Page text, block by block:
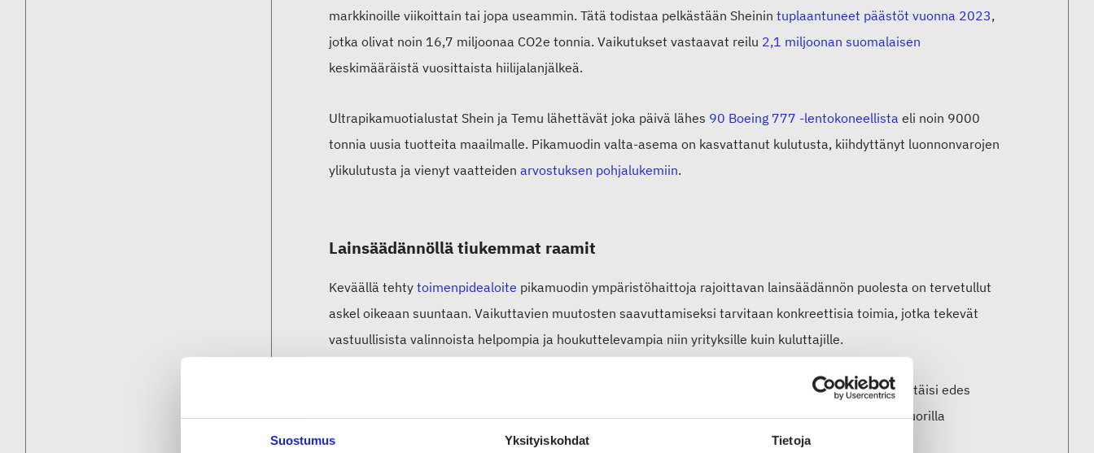
Suostumus Yksityiskohdat Tietoja
markkinoille viikoittain tai jopa useammin. Tätä todistaa pelkästään Sheinintuplaantuneet päästöt vuonna 2023,
jotka olivat noin 16,7 miljoonaa CO2e tonnia. Vaikutukset vastaavat reilu 2,1 miljoonan suomalaisen
keskimääräistä vuosittaista hiilijalanjälkeä.
Ultrapikamuotialustat Shein ja Temu lähettävät joka päivä lähes 90 Boeing 777 -lentokoneellista eli noin 9000
tonnia uusia tuotteita maailmalle. Pikamuodin valta-asema on kasvattanut kulutusta, kiihdyttänyt luonnonvarojen
ylikulutusta ja vienyt vaatteidenarvostuksen pohjalukemiin.
Lainsäädännöllä tiukemmat raamit
Keväällä tehtytoimenpidealoite pikamuodin ympäristöhaittoja rajoittavan lainsäädännön puolesta on tervetullut
askel oikeaan suuntaan. Vaikuttavien muutosten saavuttamiseksi tarvitaan konkreettisia toimia, jotka tekevät
vastuullisista valinnoista helpompia ja houkuttelevampia niin yrityksille kuin kuluttajille.
Esimerkiksi tuotteiden, jotka eivät täytä EU:n kuluttajansuoja- ja tuoteturvallisuusvaatimuksia, ei pitäisi edes
päätyä eurooppalaisille kuluttajille. Eurooppalaisia tekstiili- ja muotialan yrityksiä voitaisiin tukea suorilla
investointituilla, jos ne panostavat kiertotalouden innovaatioihin tai ottavat käyttöön kestävämpiä